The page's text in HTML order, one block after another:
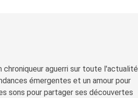
chroniqueur aguerri sur toute l'actualité
émergentes et un amour pour
sons pour partager ses découvertes